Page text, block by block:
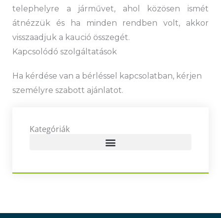
telephelyre a járművet, ahol közösen ismét
átnézzük és ha minden rendben volt, akkor
visszaadjuk a kaució összegét.
Kapcsolódó szolgáltatások
Ha kérdése van a bérléssel kapcsolatban, kérjen
személyre szabott ajánlatot.
Kategóriák